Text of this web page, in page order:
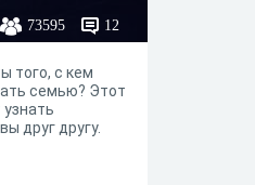
73595 12
того, с кем
семью? Этот
друг другу.